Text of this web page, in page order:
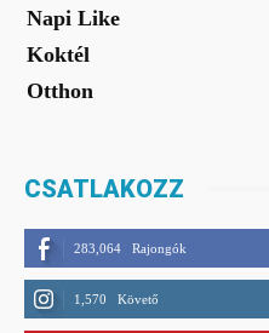
Napi Like
Koktél
Otthon
CSATLAKOZZ
283,064 Rajongók
1,570 Követő